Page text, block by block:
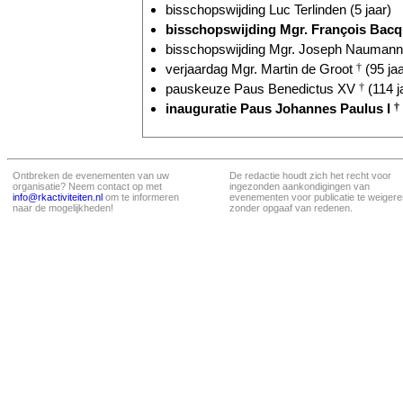
bisschopswijding Luc Terlinden (5 jaar)
bisschopswijding Mgr. François
bisschopswijding Mgr. Joseph
verjaardag Mgr. Martin de Groot † (95
pauskeuze Paus Benedictus XV † (114
inauguratie Paus Johannes Paulus I †
Ontbreken de evenementen van uw
organisatie? Neem contact op met
info@rkactiviteiten.nl om te informeren
naar de mogelijkheden!
De redactie houdt zich het recht voor
ingezonden aankondigingen van
evenementen voor publicatie te
zonder opgaaf van redenen.